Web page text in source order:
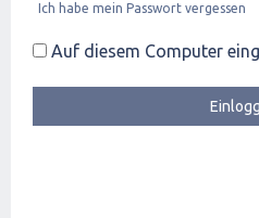
Ich habe mein Passwort vergessen
Auf diesem Computer